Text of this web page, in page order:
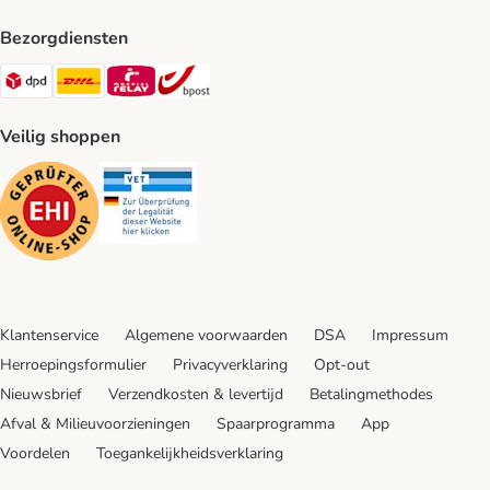
Bezorgdiensten
Dpd Shipping Method
DHL Shipping Method
Mondial Relay Shipping Method
Veilig shoppen
Security
Klantenservice Algemene voorwaarden DSA
Impressum
Herroepingsformulier
Privacyverklaring
Opt-out
Nieuwsbrief
Verzendkosten & levertijd
Betalingmethodes
Afval & Milieuvoorzieningen
Spaarprogramma
App
Voordelen
Toegankelijkheidsverklaring